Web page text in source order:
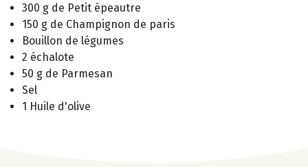
300 g de Petit épeautre
150 g de Champignon de paris
Bouillon de légumes
2 échalote
50 g de Parmesan
Sel
1 Huile d'olive